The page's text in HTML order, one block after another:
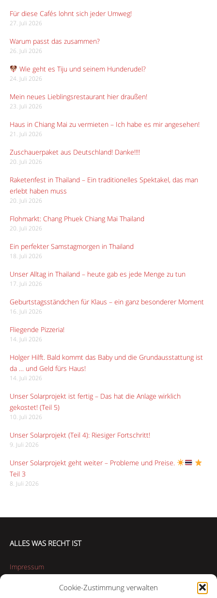
Cookie-Zustimmung verwalten
Für diese Cafés lohnt sich jeder Umweg!
27. Juli 2026
Warum passt das zusammen?
26. Juli 2026
Wie geht es Tiju und seinem Hunderudel?
24. Juli 2026
Mein neues Lieblingsrestaurant hier draußen!
23. Juli 2026
Haus in Chiang Mai zu vermieten – Ich habe es mir angesehen!
21. Juli 2026
Zuschauerpaket aus Deutschland! Danke!!!!
20. Juli 2026
Raketenfest in Thailand – Ein traditionelles Spektakel, das man
erlebt haben muss
20. Juli 2026
Flohmarkt: Chang Phuek Chiang Mai Thailand
20. Juli 2026
Ein perfekter Samstagmorgen in Thailand
18. Juli 2026
Unser Alltag in Thailand – heute gab es jede Menge zu tun
17. Juli 2026
Geburtstagsständchen für Klaus – ein ganz besonderer Moment
16. Juli 2026
Fliegende Pizzeria!
14. Juli 2026
Holger Hilft. Bald kommt das Baby und die Grundausstattung ist
da … und Geld fürs Haus!
14. Juli 2026
Unser Solarprojekt ist fertig – Das hat die Anlage wirklich
gekostet! (Teil 5)
10. Juli 2026
Unser Solarprojekt (Teil 4): Riesiger Fortschritt!
9. Juli 2026
Unser Solarprojekt geht weiter – Probleme und Preise.
Teil 3
8. Juli 2026
ALLES WAS RECHT IST
Impressum
Datenschutzerklärung